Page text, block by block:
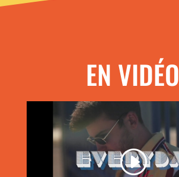
EN VIDÉO